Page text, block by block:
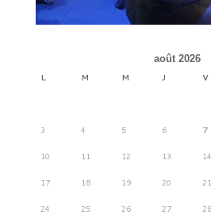
août 2026
L M M J V
3 4 5 6 7
10 11 12 13 14
17 18 19 20 21
24 25 26 27 28